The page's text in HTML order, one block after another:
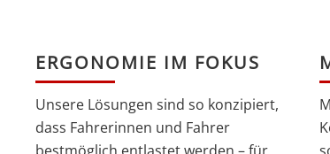
ERGONOMIE IM FOKUS
Unsere Lösungen sind so konzipiert,
dass Fahrerinnen und Fahrer